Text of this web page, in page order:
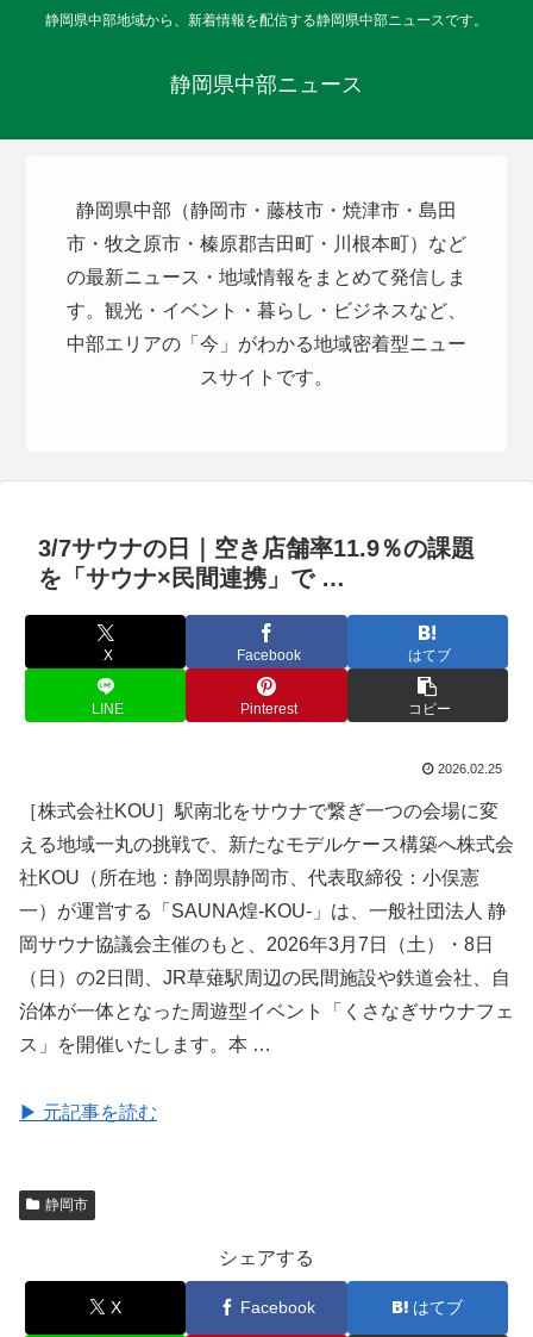
静岡県中部地域から、新着情報を配信する静岡県中部ニュースです。
静岡県中部ニュース
静岡県中部（静岡市・藤枝市・焼津市・島田
市・牧之原市・榛原郡吉田町・川根本町）など
の最新ニュース・地域情報をまとめて発信しま
す。観光・イベント・暮らし・ビジネスなど、
中部エリアの「今」がわかる地域密着型ニュー
スサイトです。
3/7サウナの日｜空き店舗率11.9％の課題
を「サウナ×民間連携」で …
X Facebook はてブ
LINE Pinterest コピー
2026.02.25
［株式会社KOU］駅南北をサウナで繋ぎ一つの会場に変
える地域一丸の挑戦で、新たなモデルケース構築へ株式会
社KOU（所在地：静岡県静岡市、代表取締役：小俣憲
一）が運営する「SAUNA煌-KOU-」は、一般社団法人 静
岡サウナ協議会主催のもと、2026年3月7日（土）・8日
（日）の2日間、JR草薙駅周辺の民間施設や鉄道会社、自
治体が一体となった周遊型イベント「くさなぎサウナフェ
ス」を開催いたします。本 …
▶ 元記事を読む
静岡市
シェアする
X Facebook はてブ